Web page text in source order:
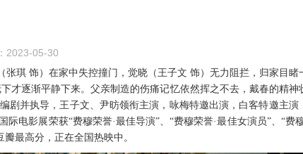
2023-05-30
张琪 饰）在家中失控撞门，觉晓（王子文 饰）无力阻拦，归家目睹
才逐渐平静下来。父亲制造的伤痛记忆依然挥之不去，戴春的精神
剧并执导，王子文、尹昉领衔主演，咏梅特邀出演，白客特邀主演
际电影展荣获“费穆荣誉·最佳导演”、“费穆荣誉·最佳女演员”、“费
最高分，正在全国热映中。